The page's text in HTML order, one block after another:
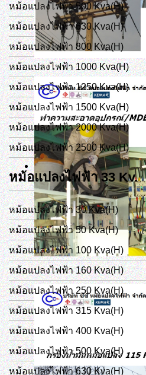
หม้อแปลงไฟฟ้า 500 Kva(H)
หม้อแปลงไฟฟ้า 630 Kva(H)
หม้อแปลงไฟฟ้า 800 Kva(H)
หม้อแปลงไฟฟ้า 1000 Kva(H)
หม้อแปลงไฟฟ้า 1250 Kva(H)
หม้อแปลงไฟฟ้า 1500 Kva(H)
หม้อแปลงไฟฟ้า 2000 Kva(H)
หม้อแปลงไฟฟ้า 2500 Kva(H)
หม้อแปลงไฟฟ้า 33 Kv.
หม้อแปลงไฟฟ้า 30 Kva(H)
หม้อแปลงไฟฟ้า 50 Kva(H)
หม้อแปลงไฟฟ้า 100 Kva(H)
หม้อแปลงไฟฟ้า 160 Kva(H)
หม้อแปลงไฟฟ้า 250 Kva(H)
หม้อแปลงไฟฟ้า 315 Kva(H)
หม้อแปลงไฟฟ้า 400 Kva(H)
หม้อแปลงไฟฟ้า 500 Kva(H)
หม้อแปลงไฟฟ้า 630 Kva(H)